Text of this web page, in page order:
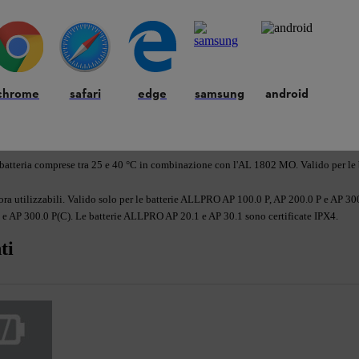
comprese tra 25 e 40 °C in combinazione con l'AL 1802 MO. Valido per le
utilizzabili. Valido solo per le batterie ALLPRO AP 100.0 P, AP 200.0 P e AP
300.0 P(C). Le batterie ALLPRO AP 20.1 e AP 30.1 sono certificate IPX4.
safari edge samsung android